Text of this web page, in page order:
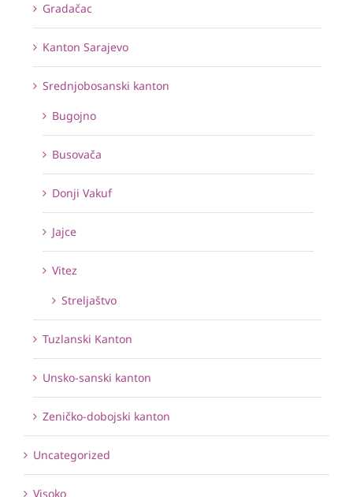
Gradačac
Kanton Sarajevo
Srednjobosanski kanton
Bugojno
Busovača
Donji Vakuf
Jajce
Vitez
Streljaštvo
Tuzlanski Kanton
Unsko-sanski kanton
Zeničko-dobojski kanton
Uncategorized
Visoko